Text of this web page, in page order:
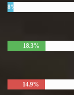
8%
18.3%
14.9%